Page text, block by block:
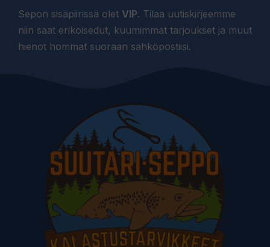
Sepon sisäpiirissä olet VIP. Tilaa uutiskirjeemme
niin saat erikoisedut, kuumimmat tarjoukset ja muut
hienot hommat suoraan sähköpostiisi.